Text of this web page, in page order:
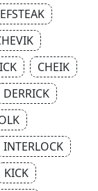
CHEIK
DERRICK
INTERLOCK
KICK